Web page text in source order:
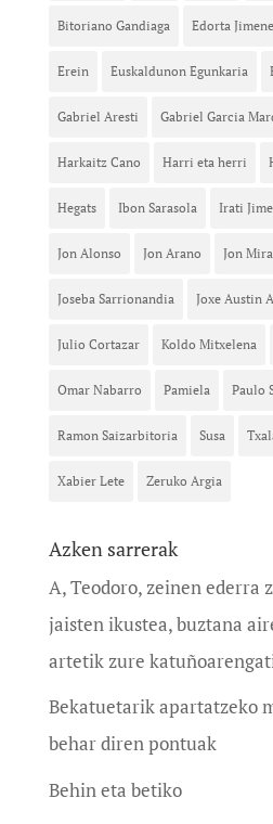
Bitoriano Gandiaga Edorta
Erein Euskaldunon Egunkaria
Gabriel Aresti Gabriel Garcia
Harkaitz Cano Harri eta herri
Hegats Ibon Sarasola Irati
Jon Alonso Jon Arano Jon
Joseba Sarrionandia Joxe Austin
Julio Cortazar Koldo Mitxelena
Omar Nabarro Pamiela Paulo
Ramon Saizarbitoria Susa
Xabier Lete Zeruko Argia
Azken sarrerak
A, Teodoro, zeinen ederra
jaisten ikustea, buztana
artetik zure
Bekatuetarik apartatzeko
behar diren pontuak
Behin eta betiko